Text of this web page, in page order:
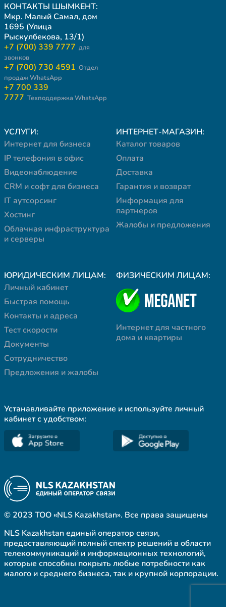
КОНТАКТЫ ШЫМКЕНТ:
Мкр. Малый Самал, дом
1695 (Улица
Рыскулбекова, 13/1)
+7 (700) 339 7777 для
звонков
+7 (700) 730 4591 Отдел
продаж WhatsApp
+7 700 339
7777 Техподдержка WhatsApp
УСЛУГИ:
Интернет для бизнеса
IP телефония в офис
Видеонаблюдение
CRM и софт для бизнеса
IT аутсорсинг
Хостинг
Облачная инфраструктура
и серверы
ИНТЕРНЕТ-МАГАЗИН:
Каталог товаров
Оплата
Доставка
Гарантия и возврат
Информация для
партнеров
Жалобы и предложения
ЮРИДИЧЕСКИМ ЛИЦАМ:
Личный кабинет
Быстрая помощь
Контакты и адреса
Тест скорости
Документы
Сотрудничество
Предложения и жалобы
ФИЗИЧЕСКИМ ЛИЦАМ:
Интернет для частного
дома и квартиры
Устанавливайте приложение и используйте личный
кабинет с удобством:
© 2023 ТОО «NLS Kazakhstan». Все права защищены
NLS Kazakhstan единый оператор связи,
предоставляющий полный спектр решений в области
телекоммуникаций и информационных технологий,
которые способны покрыть любые потребности как
малого и среднего бизнеса, так и крупной корпорации.